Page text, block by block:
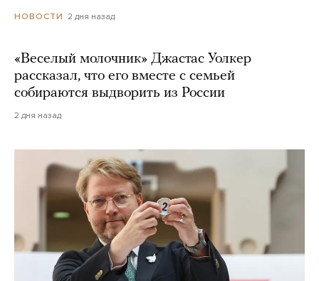
НОВОСТИ 2 дня назад
«Веселый молочник» Джастас Уолкер
рассказал, что его вместе с семьей
собираются выдворить из России
2 дня назад